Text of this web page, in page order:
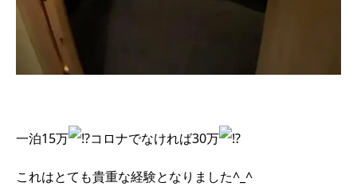
一泊15万 コロナでなければ30万
これはとても貴重な経験となりました^_^